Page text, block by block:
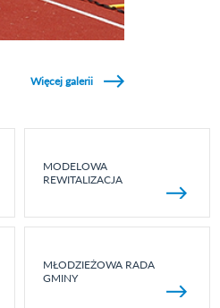
Więcej galerii
MODELOWA
REWITALIZACJA
MŁODZIEŻOWA RADA
GMINY